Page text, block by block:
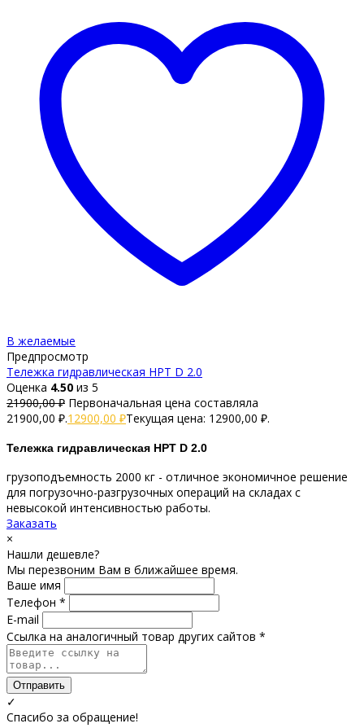
В желаемые
Предпросмотр
Тележка гидравлическая HPT D 2.0
Оценка 4.50 из 5
21900,00₽ Первоначальная цена составляла
21900,00 ₽.12900,00 ₽Текущая цена: 12900,00 ₽.
Тележка гидравлическая HPT D 2.0
грузоподъемность 2000 кг - отличное экономичное решение
для погрузочно-разгрузочных операций на складах с
невысокой интенсивностью работы.
Заказать
×
Нашли дешевле?
Мы перезвоним Вам в ближайшее время.
Ваше имя
Телефон *
E-mail
Ссылка на аналогичный товар других сайтов *
Отправить
✓
Спасибо за обращение!